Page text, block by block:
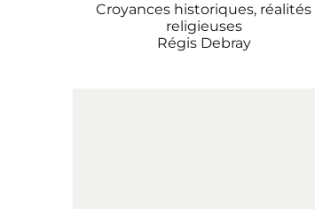
Croyances historiques, réalités
religieuses
Régis Debray